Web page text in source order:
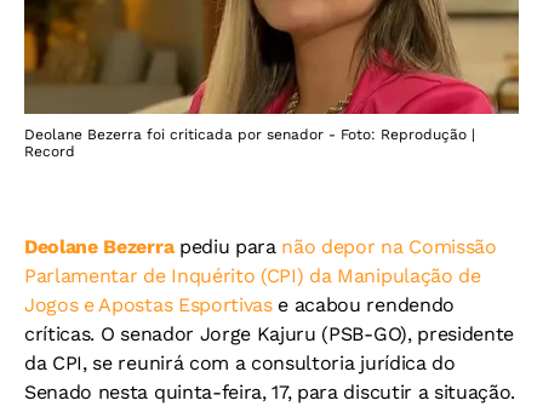
Deolane Bezerra foi criticada por senador - Foto: Reprodução |
Record
Deolane Bezerrapediu para não depor na Comissão
Parlamentar de Inquérito (CPI) da Manipulação de
Jogos e Apostas Esportivase acabou rendendo
críticas. O senador Jorge Kajuru (PSB-GO), presidente
da CPI, se reunirá com a consultoria jurídica do
Senado nesta quinta-feira, 17, para discutir a situação.